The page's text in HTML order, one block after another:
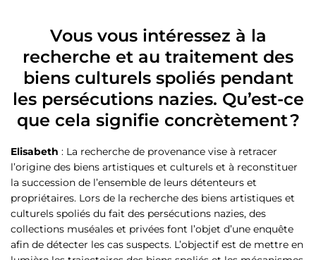
Vous vous intéressez à la
recherche et au traitement des
biens culturels spoliés pendant
les persécutions nazies. Qu’est-ce
que cela signifie concrètement ?
Elisabeth : La recherche de provenance vise à retracer
l’origine des biens artistiques et culturels et à reconstituer
la succession de l’ensemble de leurs détenteurs et
propriétaires. Lors de la recherche des biens artistiques et
culturels spoliés du fait des persécutions nazies, des
collections muséales et privées font l’objet d’une enquête
afin de détecter les cas suspects. L’objectif est de mettre en